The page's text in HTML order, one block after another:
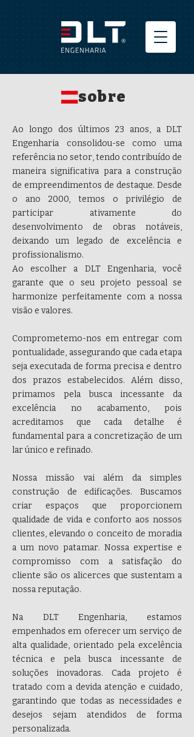
sobre
Ao longo dos últimos 23 anos, a DLT
Engenharia consolidou-se como uma
referência no setor, tendo contribuído de
maneira significativa para a construção
de empreendimentos de destaque. Desde
o ano 2000, temos o privilégio de
participar ativamente do
desenvolvimento de obras notáveis,
deixando um legado de excelência e
profissionalismo.
Ao escolher a DLT Engenharia, você
garante que o seu projeto pessoal se
harmonize perfeitamente com a nossa
visão e valores.
Comprometemo-nos em entregar com
pontualidade, assegurando que cada etapa
seja executada de forma precisa e dentro
dos prazos estabelecidos. Além disso,
primamos pela busca incessante da
excelência no acabamento, pois
acreditamos que cada detalhe é
fundamental para a concretização de um
lar único e refinado.
Nossa missão vai além da simples
construção de edificações. Buscamos
criar espaços que proporcionem
qualidade de vida e conforto aos nossos
clientes, elevando o conceito de moradia
a um novo patamar. Nossa expertise e
compromisso com a satisfação do
cliente são os alicerces que sustentam a
nossa reputação.
Na DLT Engenharia, estamos
empenhados em oferecer um serviço de
alta qualidade, orientado pela excelência
técnica e pela busca incessante de
soluções inovadoras. Cada projeto é
tratado com a devida atenção e cuidado,
garantindo que todas as necessidades e
desejos sejam atendidos de forma
personalizada.